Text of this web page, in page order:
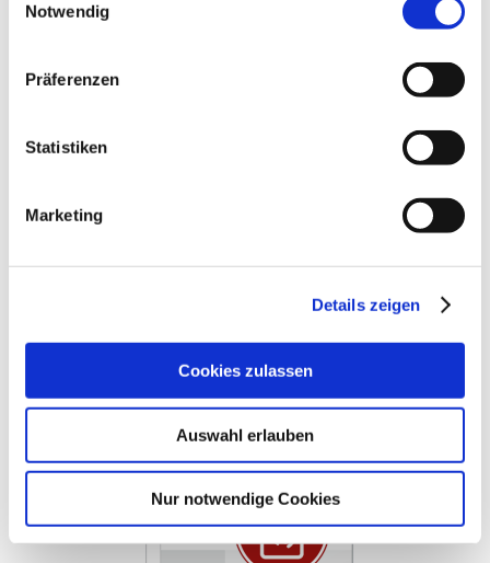
Notwendig
Präferenzen
Statistiken
Marketing
Details zeigen
Cookies zulassen
Auswahl erlauben
Nur notwendige Cookies
1, booklet